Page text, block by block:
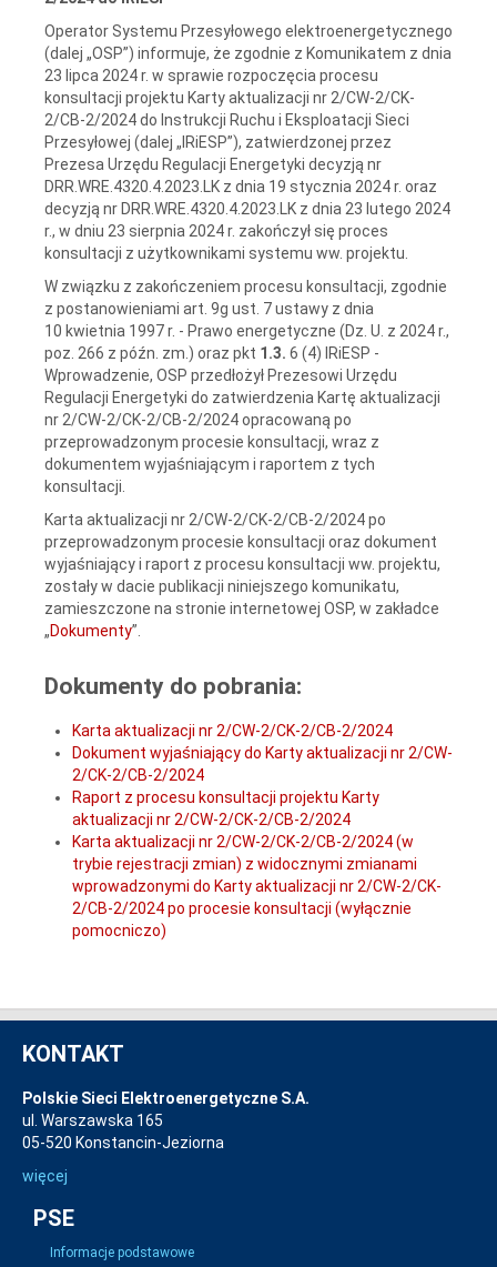
Operator Systemu Przesyłowego elektroenergetycznego
(dalej „OSP”) informuje, że zgodnie z Komunikatem z dnia
23 lipca 2024 r. w sprawie rozpoczęcia procesu
konsultacji projektu Karty aktualizacji nr 2/CW-2/CK-
2/CB-2/2024 do Instrukcji Ruchu i Eksploatacji Sieci
Przesyłowej (dalej „IRiESP”), zatwierdzonej przez
Prezesa Urzędu Regulacji Energetyki decyzją nr
DRR.WRE.4320.4.2023.LK z dnia 19 stycznia 2024 r. oraz
decyzją nr DRR.WRE.4320.4.2023.LK z dnia 23 lutego 2024
r., w dniu 23 sierpnia 2024 r. zakończył się proces
konsultacji z użytkownikami systemu ww. projektu.
W związku z zakończeniem procesu konsultacji, zgodnie
z postanowieniami art. 9g ust. 7 ustawy z dnia
10 kwietnia 1997 r. - Prawo energetyczne (Dz. U. z 2024 r.,
poz. 266 z późn. zm.) oraz pkt 1.3. 6 (4) IRiESP -
Wprowadzenie, OSP przedłożył Prezesowi Urzędu
Regulacji Energetyki do zatwierdzenia Kartę aktualizacji
nr 2/CW-2/CK-2/CB-2/2024 opracowaną po
przeprowadzonym procesie konsultacji, wraz z
dokumentem wyjaśniającym i raportem z tych
konsultacji.
Karta aktualizacji nr 2/CW-2/CK-2/CB-2/2024 po
przeprowadzonym procesie konsultacji oraz dokument
wyjaśniający i raport z procesu konsultacji ww. projektu,
zostały w dacie publikacji niniejszego komunikatu,
zamieszczone na stronie internetowej OSP, w zakładce
„Dokumenty”.
Dokumenty do pobrania:
Karta aktualizacji nr 2/CW-2/CK-2/CB-2/2024
Dokument wyjaśniający do Karty aktualizacji nr 2/CW-
2/CK-2/CB-2/2024
Raport z procesu konsultacji projektu Karty
aktualizacji nr 2/CW-2/CK-2/CB-2/2024
Karta aktualizacji nr 2/CW-2/CK-2/CB-2/2024 (w
trybie rejestracji zmian) z widocznymi zmianami
wprowadzonymi do Karty aktualizacji nr 2/CW-2/CK-
2/CB-2/2024 po procesie konsultacji (wyłącznie
pomocniczo)
KONTAKT
Polskie Sieci Elektroenergetyczne S.A.
ul. Warszawska 165
05-520 Konstancin-Jeziorna
więcej
PSE
Informacje podstawowe